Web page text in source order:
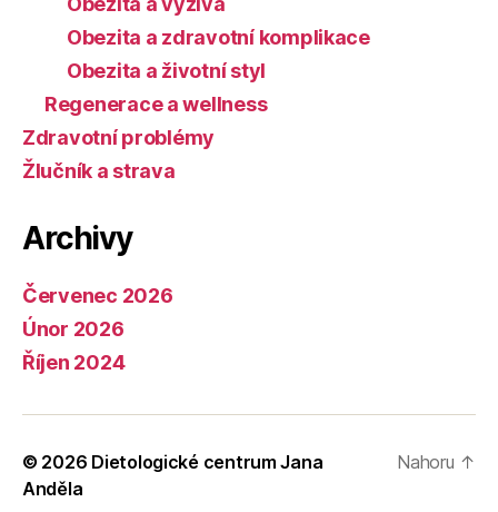
Obezita a zdravotní komplikace
Obezita a životní styl
Regenerace a wellness
Zdravotní problémy
Žlučník a strava
Archivy
Červenec 2026
Únor 2026
Říjen 2024
© 2026 Dietologické centrum Jana
Anděla
Nahoru ↑